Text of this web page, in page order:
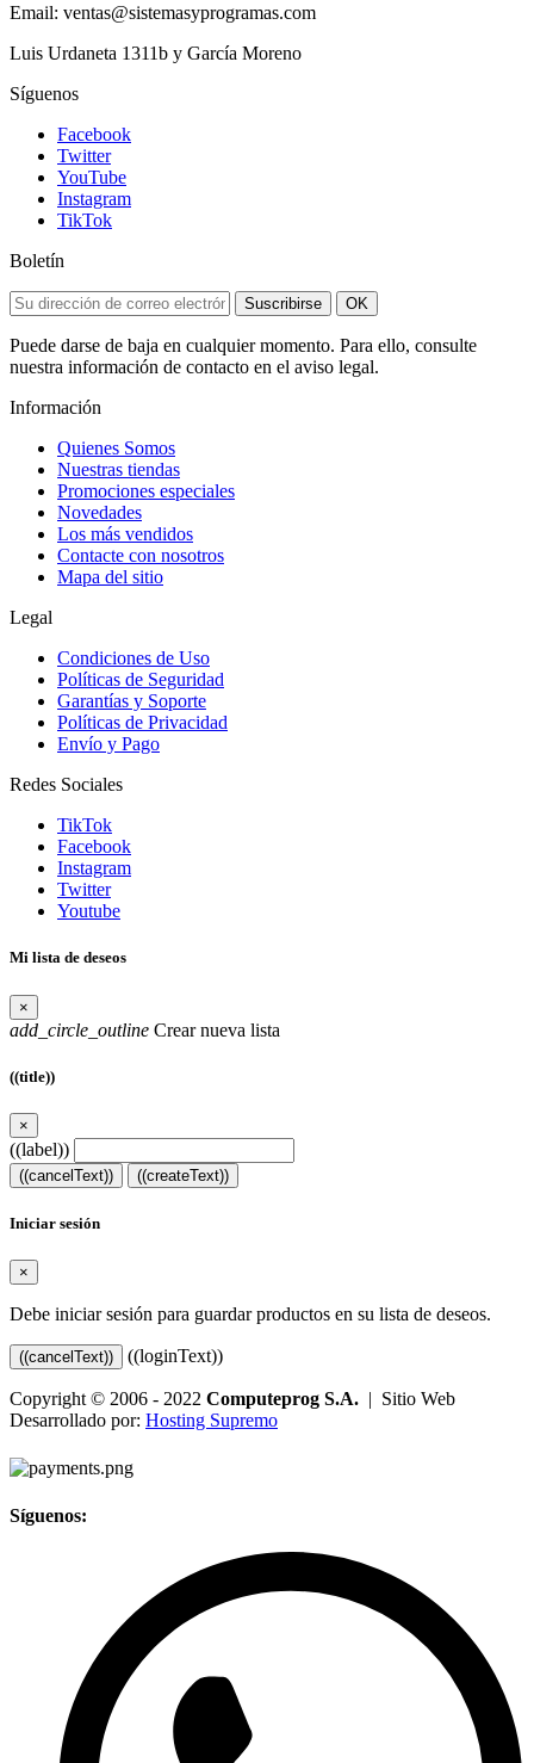
Email: ventas@sistemasyprogramas.com
Luis Urdaneta 1311b y García Moreno
Síguenos
Facebook
Twitter
YouTube
Instagram
TikTok
Boletín
Suscribirse OK
Puede darse de baja en cualquier momento. Para ello, consulte
nuestra información de contacto en el aviso legal.
Información
Quienes Somos
Nuestras tiendas
Promociones especiales
Novedades
Los más vendidos
Contacte con nosotros
Mapa del sitio
Legal
Condiciones de Uso
Políticas de Seguridad
Garantías y Soporte
Políticas de Privacidad
Envío y Pago
Redes Sociales
TikTok
Facebook
Instagram
Twitter
Youtube
Mi lista de deseos
×
add_circle_outline Crear nueva lista
((title))
×
((label))
((cancelText)) ((createText))
Iniciar sesión
×
Debe iniciar sesión para guardar productos en su lista de deseos.
((cancelText)) ((loginText))
Copyright © 2006 - 2022 Computeprog S.A. | Sitio Web
Desarrollado por: Hosting Supremo
Síguenos: